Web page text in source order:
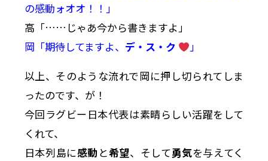
の感動ォオオ！！」
高「……じゃあ今から書きますよ」
岡「期待してますよ、 デ・ス・ク
」
以上、そのような流れで岡に押し切られてしま
ったのです、が！
今回ラグビー日本代表は素晴らしい活躍をして
くれて、
日本列島に感動 と希望、そして勇気を与えてく